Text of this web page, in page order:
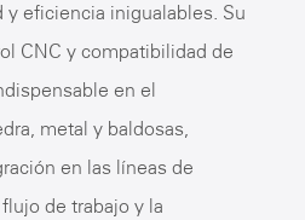
y eficiencia inigualables. Su
CNC y compatibilidad de
en el
metal y baldosas,
en las líneas de
de trabajo y la